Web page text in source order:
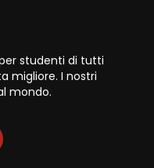
per studenti di tutti
migliore. I nostri
mondo.